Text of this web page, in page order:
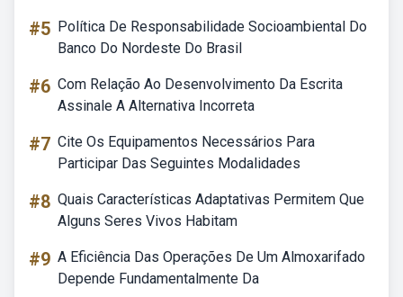
#5 Política De Responsabilidade Socioambiental Do
Banco Do Nordeste Do Brasil
#6 Com Relação Ao Desenvolvimento Da Escrita
Assinale A Alternativa Incorreta
#7 Cite Os Equipamentos Necessários Para
Participar Das Seguintes Modalidades
#8 Quais Características Adaptativas Permitem Que
Alguns Seres Vivos Habitam
#9 A Eficiência Das Operações De Um Almoxarifado
Depende Fundamentalmente Da